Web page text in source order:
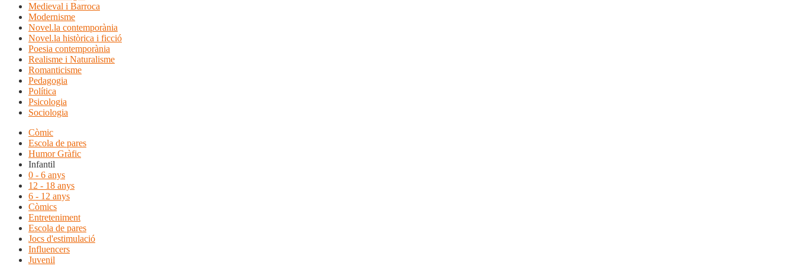
Medieval i Barroca
Modernisme
Novel.la contemporània
Novel.la històrica i ficció
Poesia contemporània
Realisme i Naturalisme
Romanticisme
Pedagogia
Política
Psicologia
Sociologia
Còmic
Escola de pares
Humor Gràfic
Infantil
0 - 6 anys
12 - 18 anys
6 - 12 anys
Còmics
Entreteniment
Escola de pares
Jocs d'estimulació
Influencers
Juvenil